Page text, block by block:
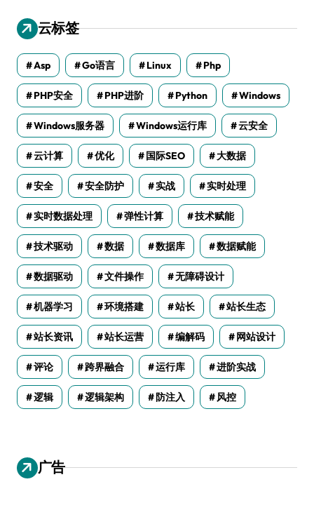
云标签
Asp Go语言 Linux Php
PHP安全 PHP进阶 Python Windows
Windows服务器 Windows运行库 云安全
云计算 优化 国际SEO 大数据
安全 安全防护 实战 实时处理
实时数据处理 弹性计算 技术赋能
技术驱动 数据 数据库 数据赋能
数据驱动 文件操作 无障碍设计
机器学习 环境搭建 站长 站长生态
站长资讯 站长运营 编解码 网站设计
评论 跨界融合 运行库 进阶实战
逻辑 逻辑架构 防注入 风控
广告